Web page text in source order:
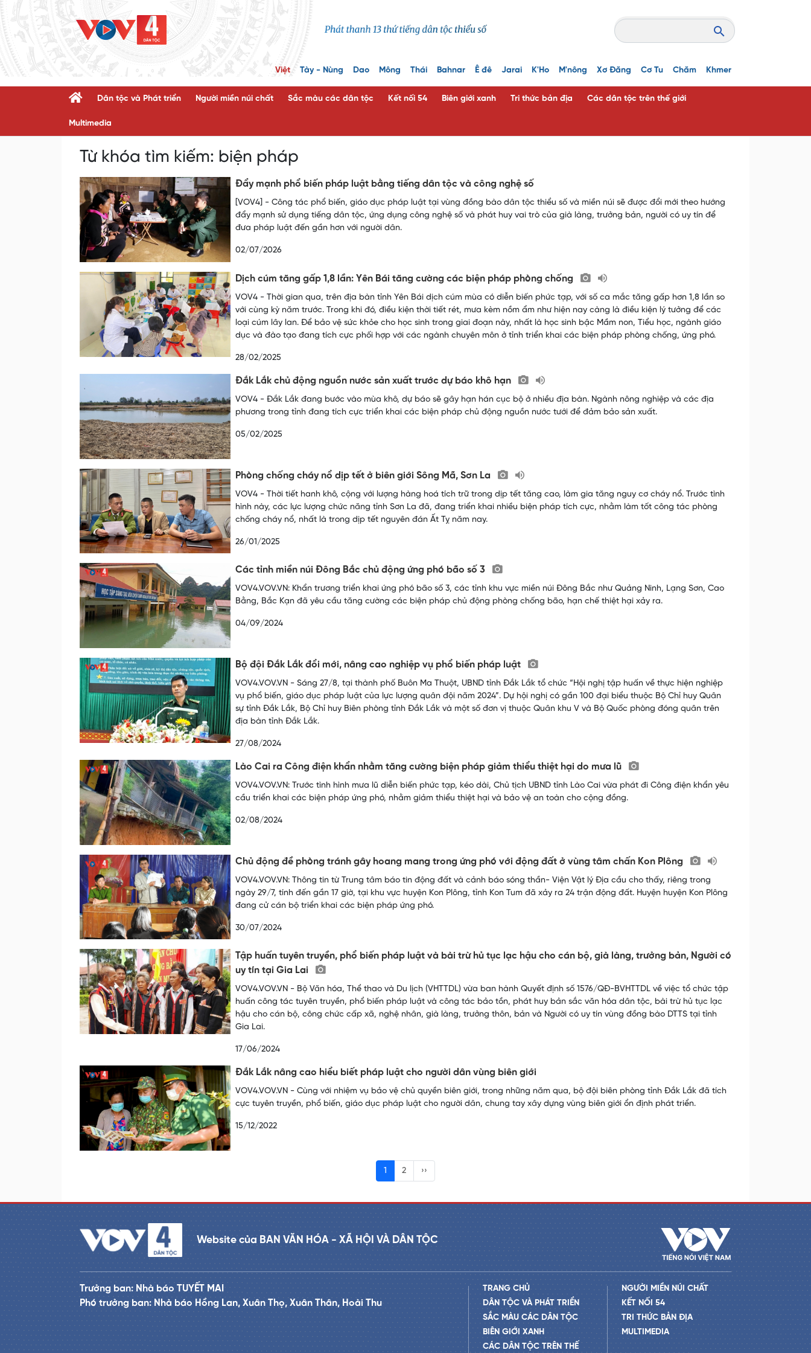
Việt Tày - Nùng Dao Mông Thái Bahnar Ê đê Jarai K'Ho M'nông Xơ Đăng Cơ Tu Chăm Khmer
Dân tộc và Phát triển Người miền núi chất Sắc màu các dân tộc Kết nối 54 Biên giới xanh Tri thức bản địa Các dân tộc trên thế giới
Multimedia
Từ khóa tìm kiếm: biện pháp
Đẩy mạnh phổ biến pháp luật bằng tiếng dân tộc và công nghệ số
[VOV4] - Công tác phổ biến, giáo dục pháp luật tại vùng đồng bào dân tộc thiểu số và miền núi sẽ được đổi mới theo hướng
đẩy mạnh sử dụng tiếng dân tộc, ứng dụng công nghệ số và phát huy vai trò của già làng, trưởng bản, người có uy tín để
đưa pháp luật đến gần hơn với người dân.
02/07/2026
Dịch cúm tăng gấp 1,8 lần: Yên Bái tăng cường các biện pháp phòng chống
VOV4 - Thời gian qua, trên địa bàn tỉnh Yên Bái dịch cúm mùa có diễn biến phức tạp, với số ca mắc tăng gấp hơn 1,8 lần so
với cùng kỳ năm trước. Trong khi đó, điều kiện thời tiết rét, mưa kèm nồm ẩm như hiện nay càng là điều kiện lý tưởng để các
loại cúm lây lan. Để bảo vệ sức khỏe cho học sinh trong giai đoạn này, nhất là học sinh bậc Mầm non, Tiểu học, ngành giáo
dục và đào tạo đang tích cực phối hợp với các ngành chuyên môn ở tỉnh triển khai các biện pháp phòng chống, ứng phó.
28/02/2025
Đắk Lắk chủ động nguồn nước sản xuất trước dự báo khô hạn
VOV4 - Đắk Lắk đang bước vào mùa khô, dự báo sẽ gây hạn hán cục bộ ở nhiều địa bàn. Ngành nông nghiệp và các địa
phương trong tỉnh đang tích cực triển khai các biện pháp chủ động nguồn nước tưới để đảm bảo sản xuất.
05/02/2025
Phòng chống cháy nổ dịp tết ở biên giới Sông Mã, Sơn La
VOV4 - Thời tiết hanh khô, cộng với lượng hàng hoá tích trữ trong dịp tết tăng cao, làm gia tăng nguy cơ cháy nổ. Trước tình
hình này, các lực lượng chức năng tỉnh Sơn La đã, đang triển khai nhiều biện pháp tích cực, nhằm làm tốt công tác phòng
chống cháy nổ, nhất là trong dịp tết nguyên đán Ất Tỵ năm nay.
26/01/2025
Các tỉnh miền núi Đông Bắc chủ động ứng phó bão số 3
VOV4.VOV.VN: Khẩn trương triển khai ứng phó bão số 3, các tỉnh khu vực miền núi Đông Bắc như Quảng Ninh, Lạng Sơn, Cao
Bằng, Bắc Kạn đã yêu cầu tăng cường các biện pháp chủ động phòng chống bão, hạn chế thiệt hại xảy ra.
04/09/2024
Bộ đội Đắk Lắk đổi mới, nâng cao nghiệp vụ phổ biến pháp luật
VOV4.VOV.VN - Sáng 27/8, tại thành phố Buôn Ma Thuột, UBND tỉnh Đắk Lắk tổ chức “Hội nghị tập huấn về thực hiện nghiệp
vụ phổ biến, giáo dục pháp luật của lực lượng quân đội năm 2024”. Dự hội nghị có gần 100 đại biểu thuộc Bộ Chỉ huy Quân
sự tỉnh Đắk Lắk, Bộ Chỉ huy Biên phòng tỉnh Đắk Lắk và một số đơn vị thuộc Quân khu V và Bộ Quốc phòng đóng quân trên
địa bàn tỉnh Đắk Lắk.
27/08/2024
Lào Cai ra Công điện khẩn nhằm tăng cường biện pháp giảm thiểu thiệt hại do mưa lũ
VOV4.VOV.VN: Trước tình hình mưa lũ diễn biến phức tạp, kéo dài, Chủ tịch UBND tỉnh Lào Cai vừa phát đi Công điện khẩn yêu
cầu triển khai các biện pháp ứng phó, nhằm giảm thiểu thiệt hại và bảo vệ an toàn cho cộng đồng.
02/08/2024
Chủ động đề phòng tránh gây hoang mang trong ứng phó với động đất ở vùng tâm chấn Kon Plông
VOV4.VOV.VN: Thông tin từ Trung tâm báo tin động đất và cảnh báo sóng thần- Viện Vật lý Địa cầu cho thấy, riêng trong
ngày 29/7, tính đến gần 17 giờ, tại khu vực huyện Kon Plông, tỉnh Kon Tum đã xảy ra 24 trận động đất. Huyện huyện Kon Plông
đang cử cán bộ triển khai các biện pháp ứng phó.
30/07/2024
Tập huấn tuyên truyền, phổ biến pháp luật và bài trừ hủ tục lạc hậu cho cán bộ, già làng, trưởng bản, Người có
uy tín tại Gia Lai
VOV4.VOV.VN - Bộ Văn hóa, Thể thao và Du lịch (VHTTDL) vừa ban hành Quyết định số 1576/QĐ-BVHTTDL về việc tổ chức tập
huấn công tác tuyên truyền, phổ biến pháp luật và công tác bảo tồn, phát huy bản sắc văn hóa dân tộc, bài trừ hủ tục lạc
hậu cho cán bộ, công chức cấp xã, nghệ nhân, già làng, trưởng thôn, bản và Người có uy tín vùng đồng bào DTTS tại tỉnh
Gia Lai.
17/06/2024
Đắk Lắk nâng cao hiểu biết pháp luật cho người dân vùng biên giới
VOV4.VOV.VN - Cùng với nhiệm vụ bảo vệ chủ quyền biên giới, trong những năm qua, bộ đội biên phòng tỉnh Đắk Lắk đã tích
cực tuyên truyền, phổ biến, giáo dục pháp luật cho người dân, chung tay xây dựng vùng biên giới ổn định phát triển.
15/12/2022
1 2 ››
Website của BAN VĂN HÓA - XÃ HỘI VÀ DÂN TỘC
Trưởng ban: Nhà báo TUYẾT MAI
Phó trưởng ban: Nhà báo Hồng Lan, Xuân Thọ, Xuân Thân, Hoài Thu
TRANG CHỦ
DÂN TỘC VÀ PHÁT TRIỂN
SẮC MÀU CÁC DÂN TỘC
BIÊN GIỚI XANH
CÁC DÂN TỘC TRÊN THẾ
NGƯỜI MIỀN NÚI CHẤT
KẾT NỐI 54
TRI THỨC BẢN ĐỊA
MULTIMEDIA